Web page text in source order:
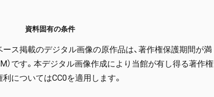
資料固有の条件
ス掲載のデジタル画像の原作品は、著作権保護期間が満
）です。本デジタル画像作成により当館が有し得る著作権
についてはCC0を適用します。